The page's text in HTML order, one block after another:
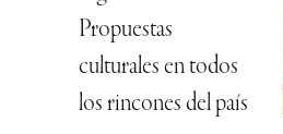
Propuestas
culturales en todos
los rincones del país